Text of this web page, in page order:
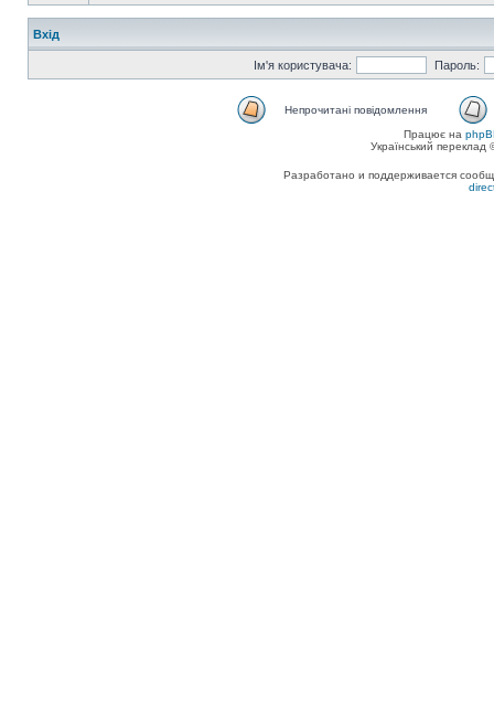
Вхід
Ім'я користувача: Пароль:
Непрочитані повідомлення
Працює на
Український
Разработано и поддерживается